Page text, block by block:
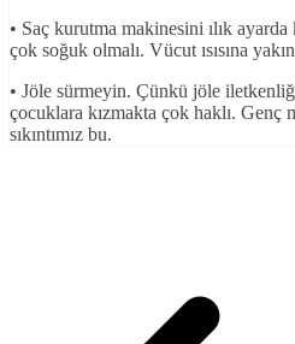
• Saç kurutma makinesini ılık
çok soğuk olmalı. Vücut ısısına
• Jöle sürmeyin. Çünkü jöle
çocuklara kızmakta çok haklı.
sıkıntımız bu.